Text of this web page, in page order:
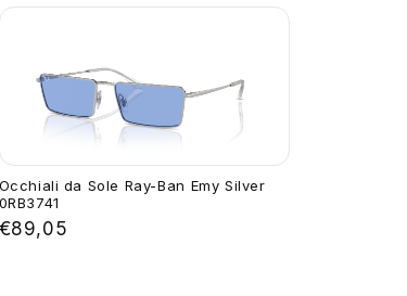
Occhiali da Sole Ray-Ban Emy Silver
0RB3741
€89,05